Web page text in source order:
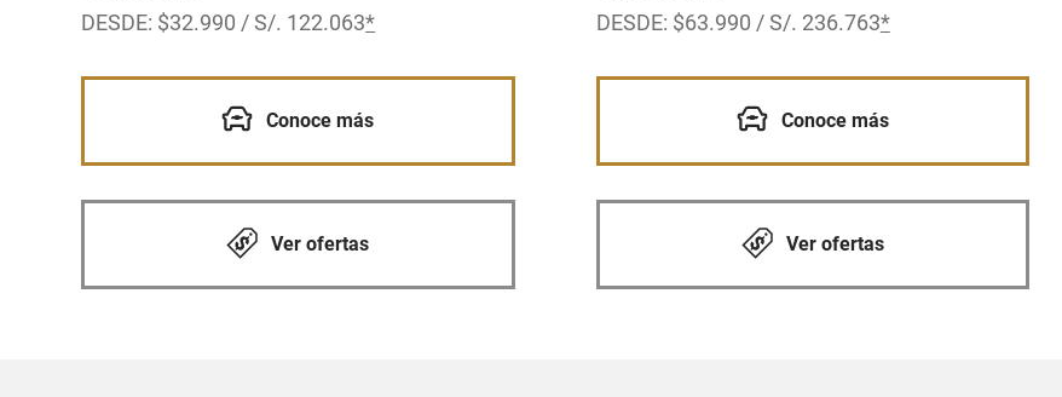
DESDE: $32.990 / S/. 122.063*
Conoce más
Ver ofertas
DESDE: $63.990 / S/. 236.763*
Conoce más
Ver ofertas